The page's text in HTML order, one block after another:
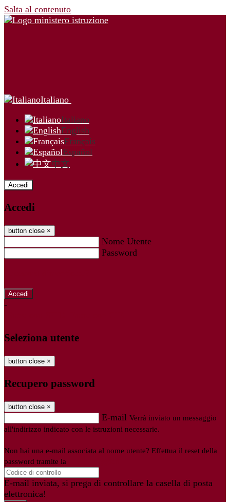
Salta al contenuto
Italiano
Italiano
English
Français
Español
中文
Accedi
Accedi
button close ×
Nome Utente
Password
-
Seleziona utente
button close ×
Recupero password
button close ×
E-mail Verrà inviato un messaggio
all'indirizzo indicato con le istruzioni necessarie.
Non hai una e-mail associata al nome utente? Effettua il reset della
password tramite la
E-mail inviata, si prega di controllare la casella di posta
elettronica!